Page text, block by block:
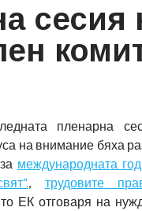
сесия
пленарна
на внимание бяха
международната
трудовите
ЕК отговаря на